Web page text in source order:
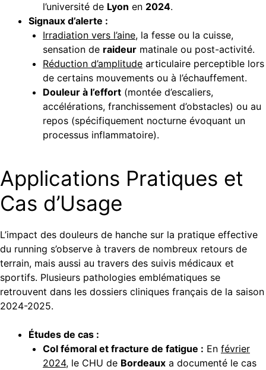
l’université de Lyon en 2024.
Signaux d’alerte :
Irradiation vers l’aine, la fesse ou la cuisse,
sensation de raideur matinale ou post-activité.
Réduction d’amplitude articulaire perceptible lors
de certains mouvements ou à l’échauffement.
Douleur à l’effort (montée d’escaliers,
accélérations, franchissement d’obstacles) ou au
repos (spécifiquement nocturne évoquant un
processus inflammatoire).
Applications Pratiques et
Cas d’Usage
L’impact des douleurs de hanche sur la pratique effective
du running s’observe à travers de nombreux retours de
terrain, mais aussi au travers des suivis médicaux et
sportifs. Plusieurs pathologies emblématiques se
retrouvent dans les dossiers cliniques français de la saison
2024-2025.
Études de cas :
Col fémoral et fracture de fatigue : En février
2024, le CHU de Bordeaux a documenté le cas